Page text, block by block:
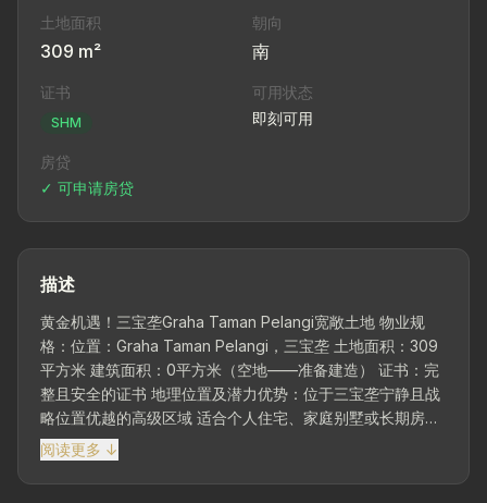
土地面积
309 m²
朝向
南
证书
SHM
可用状态
即刻可用
房贷
✓ 可申请房贷
描述
黄金机遇！三宝垄Graha Taman Pelangi宽敞土地 物业规
格：位置：Graha Taman Pelangi，三宝垄 土地面积：309
平方米 建筑面积：0平方米（空地——准备建造） 证书：完
整且安全的证书 地理位置及潜力优势：位于三宝垄宁静且战
略位置优越的高级区域 适合个人住宅、家庭别墅或长期房产
投资 环境整洁有序、干净舒适——适合各个年龄段 靠近公共
设施：学校、礼拜场所、商业区，且方便进入市中心 邻里道
路宽敞安全，配备充足基础设施 为什么您应该拥有这块土
阅读更多 ↓